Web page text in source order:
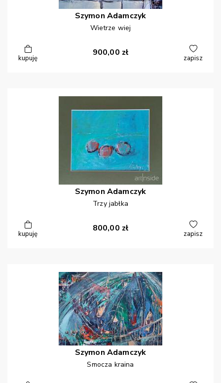
Szymon Adamczyk
Wietrze wiej
kupuję
900,00 zł
zapisz
Szymon Adamczyk
Trzy jabłka
kupuję
800,00 zł
zapisz
Szymon Adamczyk
Smocza kraina